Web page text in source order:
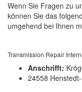
Wenn Sie Fragen zu
können Sie das
umgehend bei Ihnen
Transmission Repair
Anschrifft:
24558